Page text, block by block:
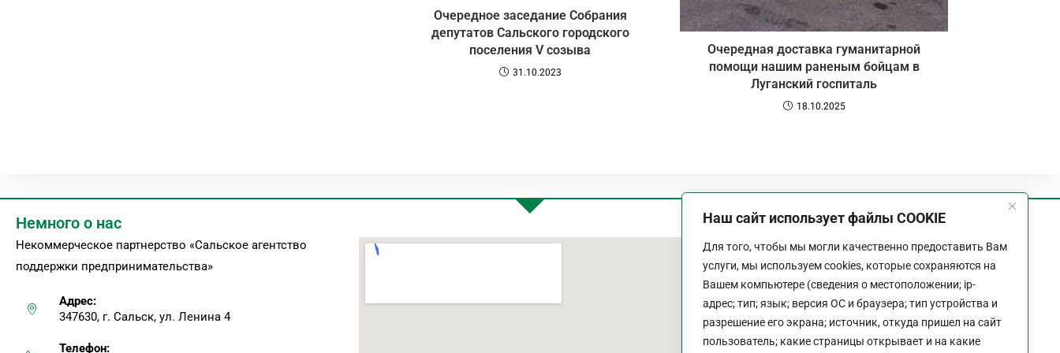
Наш сайт использует файлы COOKIE
Для того, чтобы мы могли качественно предоставить Вам
услуги, мы используем cookies, которые сохраняются на
Вашем компьютере (сведения о местоположении; ip-
адрес; тип; язык; версия ОС и браузера; тип устройства и
разрешение его экрана; источник, откуда пришел на сайт
пользователь; какие страницы открывает и на какие
Очередное заседание Собрания
депутатов Сальского городского
поселения V созыва
31.10.2023
Очередная доставка гуманитарной
помощи нашим раненым бойцам в
Луганский госпиталь
18.10.2025
Немного о нас
Некоммерческое партнерство «Сальское агентство
поддержки предпринимательства»
Адрес:
347630, г. Сальск, ул. Ленина 4
Телефон:
График работы
9:00 - 18:00
Выходной:Сб - Вс